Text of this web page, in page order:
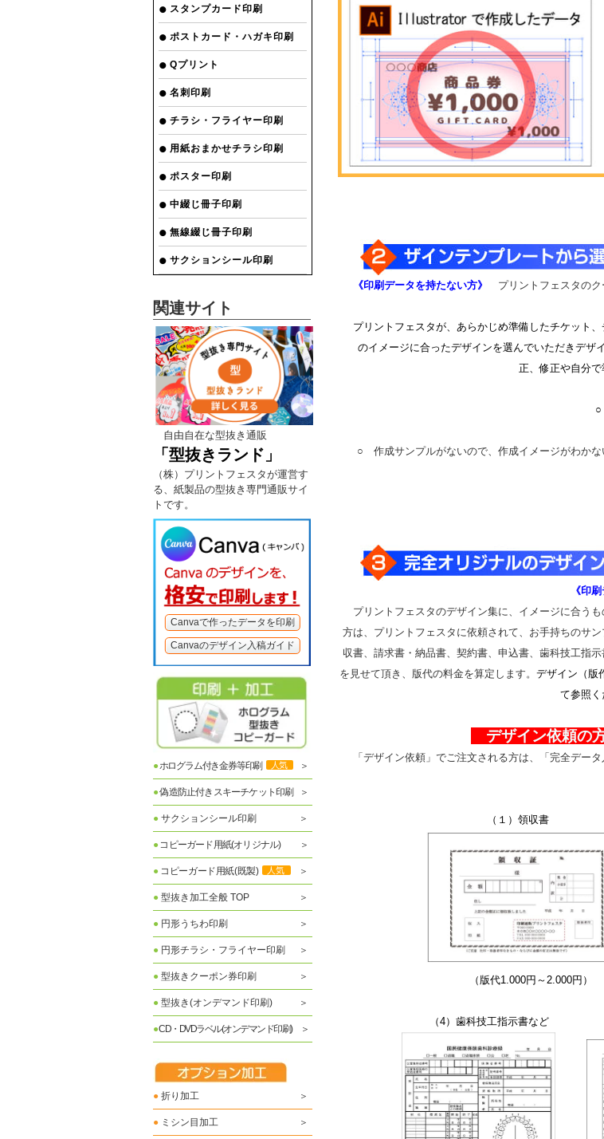
スタンプカード印刷
ポストカード・ハガキ印刷
Qプリント
名刺印刷
チラシ・フライヤー印刷
用紙おまかせチラシ印刷
ポスター印刷
中綴じ冊子印刷
無線綴じ冊子印刷
サクションシール印刷
関連サイト
自由自在な型抜き通販
「型抜きランド」
（株）プリントフェスタが運営す
る、紙製品の型抜き専門通販サイ
トです。
Canvaで作ったデータを印刷
Canvaのデザイン入稿ガイド
●ホログラム付き金券等印刷 人気
●偽造防止付きスキーチケット印刷
● サクションシール印刷
● コピーガード用紙(オリジナル)
● コピーガード用紙(既製) 人気
● 型抜き加工全般 TOP
● 円形うちわ印刷
● 円形チラシ・フライヤー印刷
● 型抜きクーポン券印刷
● 型抜き(オンデマンド印刷)
●CD・DVDラベル(オンデマンド印刷)
● 折り加工
● ミシン目加工
《印刷データを持たない方》 プリントフェスタの
プリントフェスタが、あらかじめ準備したチケット
のイメージに合ったデザインを選んでいただきデザ
正、修正や自分で
○
○ 作成サンプルがないので、作成イメージがわか
《印
プリントフェスタのデザイン集に、イメージに合う
方は、プリントフェスタに依頼されて、お手持ちのサ
収書、請求書・納品書、契約書、申込書、歯科技工指
を見せて頂き、版代の料金を算定します。 デザイン（版
て参照く
デザイン依頼の
「デザイン依頼」でご注文される方は、「完全デー
（１）領収書
（版代1.000円～
（4）歯科技工指示書な